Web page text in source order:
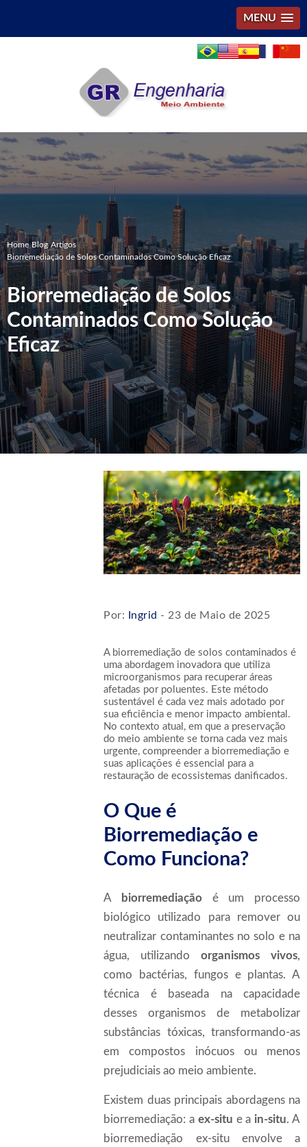
MENU
Home Blog Artigos
Biorremediação de Solos Contaminados Como Solução Eficaz
Biorremediação de Solos
Contaminados Como Solução
Eficaz
Por: Ingrid - 23 de Maio de 2025
A biorremediação de solos contaminados é
uma abordagem inovadora que utiliza
microorganismos para recuperar áreas
afetadas por poluentes. Este método
sustentável é cada vez mais adotado por
sua eficiência e menor impacto ambiental.
No contexto atual, em que a preservação
do meio ambiente se torna cada vez mais
urgente, compreender a biorremediação e
suas aplicações é essencial para a
restauração de ecossistemas danificados.
O Que é
Biorremediação e
Como Funciona?
A biorremediaçãoé um processo
biológico utilizado para remover ou
neutralizar contaminantes no solo e na
água, utilizandoorganismos vivos,
como bactérias, fungos e plantas. A
técnica é baseada na capacidade
desses organismos de metabolizar
substâncias tóxicas, transformando-as
em compostos inócuos ou menos
prejudiciais ao meio ambiente.
Existem duas principais abordagens na
biorremediação: a ex-situ e a in-situ. A
biorremediação ex-situ envolve a